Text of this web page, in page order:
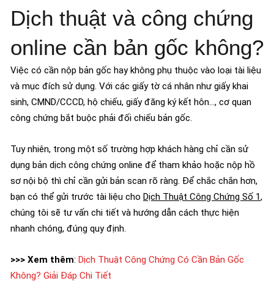
Dịch thuật và công chứng
online cần bản gốc không?
Việc có cần nộp bản gốc hay không phụ thuộc vào loại tài liệu
và mục đích sử dụng. Với các giấy tờ cá nhân như giấy khai
sinh, CMND/CCCD, hộ chiếu, giấy đăng ký kết hôn…, cơ quan
công chứng bắt buộc phải đối chiếu bản gốc.
Tuy nhiên, trong một số trường hợp khách hàng chỉ cần sử
dụng bản dịch công chứng online để tham khảo hoặc nộp hồ
sơ nội bộ thì chỉ cần gửi bản scan rõ ràng. Để chắc chắn hơn,
bạn có thể gửi trước tài liệu cho Dịch Thuật Công Chứng Số 1,
chúng tôi sẽ tư vấn chi tiết và hướng dẫn cách thực hiện
nhanh chóng, đúng quy định.
>>> Xem thêm: Dịch Thuật Công Chứng Có Cần Bản Gốc
Không? Giải Đáp Chi Tiết